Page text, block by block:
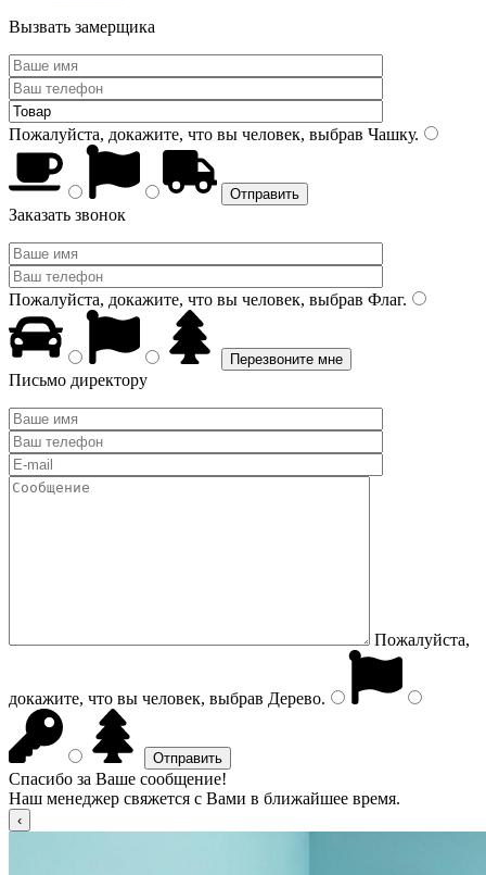
Вызвать замерщика
Пожалуйста, докажите, что вы человек, выбрав Чашку.
Заказать звонок
Пожалуйста, докажите, что вы человек, выбрав Флаг.
Письмо директору
Пожалуйста,
докажите, что вы человек, выбрав Дерево.
Спасибо за Ваше сообщение!
Наш менеджер свяжется с Вами в ближайшее время.